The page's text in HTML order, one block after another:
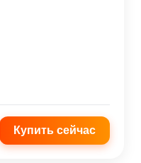
Купить сейчас